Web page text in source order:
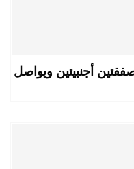
أجنبيتين ويواصل